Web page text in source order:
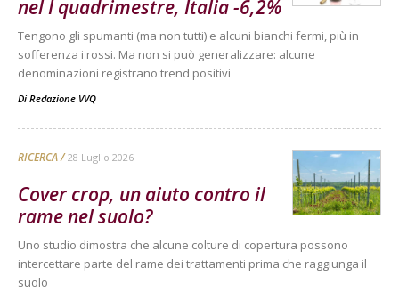
nel I quadrimestre, Italia -6,2%
Tengono gli spumanti (ma non tutti) e alcuni bianchi fermi, più in
sofferenza i rossi. Ma non si può generalizzare: alcune
denominazioni registrano trend positivi
Di Redazione VVQ
RICERCA 28 Luglio 2026
Cover crop, un aiuto contro il
rame nel suolo?
Uno studio dimostra che alcune colture di copertura possono
intercettare parte del rame dei trattamenti prima che raggiunga il
suolo